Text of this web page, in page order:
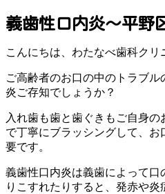
義歯性口内炎～平野
こんにちは、わたなべ歯科クリ
ご高齢者のお口の中のトラブ
炎ご存知でしょうか？
入れ歯も歯と歯ぐきもご自身
で丁寧にブラッシングして、
要です。
義歯性口内炎は義歯によって口
りこすれたりすると、発赤や